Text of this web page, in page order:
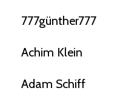
777günther777
Achim Klein
Adam Schiff